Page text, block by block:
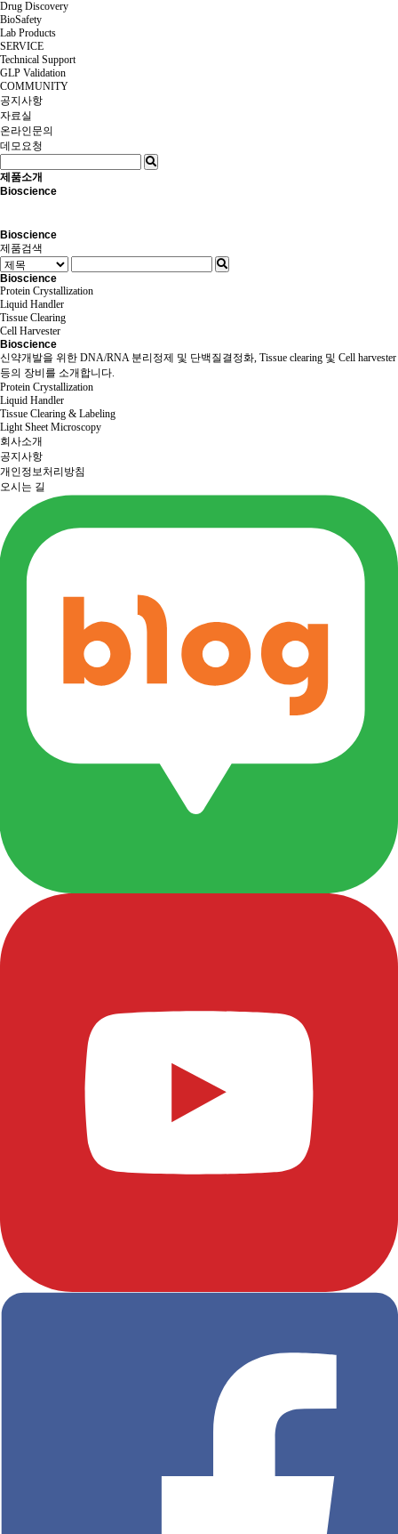
Drug Discovery
BioSafety
Lab Products
SERVICE
Technical Support
GLP Validation
COMMUNITY
공지사항
자료실
온라인문의
데모요청
제품소개
Bioscience
Bioscience
제품검색
Bioscience
Protein Crystallization
Liquid Handler
Tissue Clearing
Cell Harvester
Bioscience
신약개발을 위한 DNA/RNA 분리정제 및 단백질결정화, Tissue clearing 및 Cell harvester
등의 장비를 소개합니다.
Protein Crystallization
Liquid Handler
Tissue Clearing & Labeling
Light Sheet Microscopy
회사소개
공지사항
개인정보처리방침
오시는 길